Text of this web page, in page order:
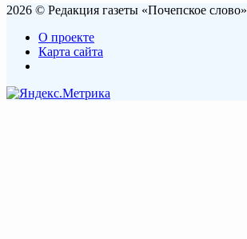
2026 © Редакция газеты «Почепское слово»
О проекте
Карта сайта